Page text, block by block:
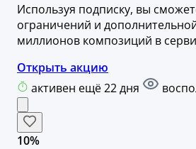
Используя подписку, вы
ограничений и
миллионов композиций в
Открыть акцию
активен ещё 22 дня
10%